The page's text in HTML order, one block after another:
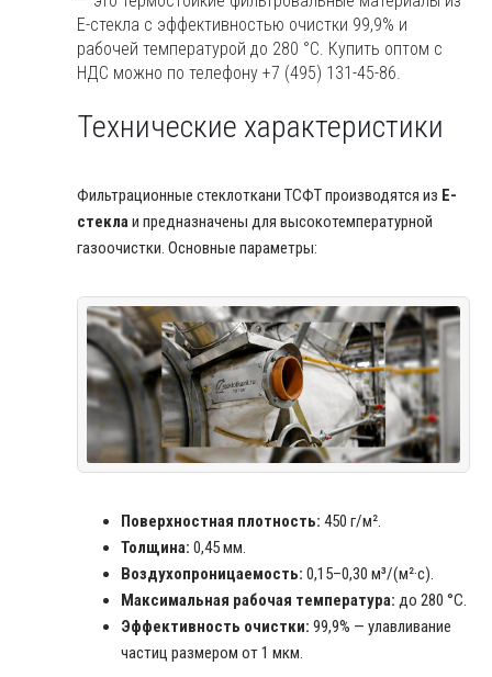
E-стекла с эффективностью очистки 99,9% и
рабочей температурой до 280 °C. Купить оптом с
НДС можно по телефону +7 (495) 131-45-86.
Технические характеристики
Фильтрационные стеклоткани ТСФТ производятся из E-
стеклаи предназначены для высокотемпературной
газоочистки. Основные параметры:
Поверхностная плотность: 450 г/м².
Толщина: 0,45 мм.
Воздухопроницаемость: 0,15–0,30 м³/(м²·с).
Максимальная рабочая температура: до 280 °C.
Эффективность очистки: 99,9% — улавливание
частиц размером от 1 мкм.